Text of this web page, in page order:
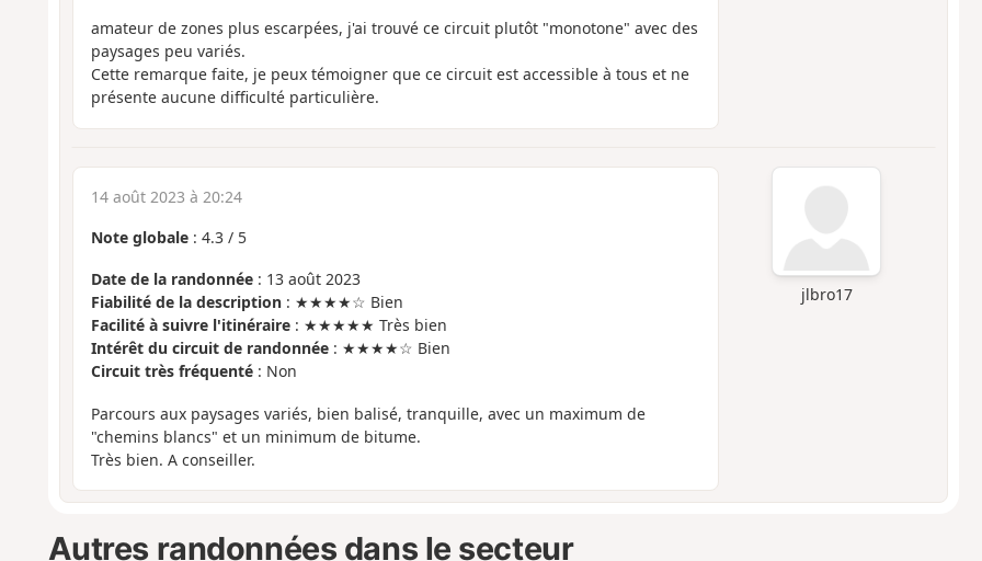
amateur de zones plus escarpées, j'ai trouvé ce circuit plutôt "monotone" avec des
paysages peu variés.
Cette remarque faite, je peux témoigner que ce circuit est accessible à tous et ne
présente aucune difficulté particulière.
jlbro17
14 août 2023 à 20:24
Note globale: 4.3/ 5
Date de la randonnée: 13 août 2023
Fiabilité de la description: ★★★★☆ Bien
Facilité à suivre l'itinéraire: ★★★★★ Très bien
Intérêt du circuit de randonnée: ★★★★☆ Bien
Circuit très fréquenté: Non
Parcours aux paysages variés, bien balisé, tranquille, avec un maximum de
"chemins blancs" et un minimum de bitume.
Très bien. A conseiller.
Autres randonnées dans le secteur